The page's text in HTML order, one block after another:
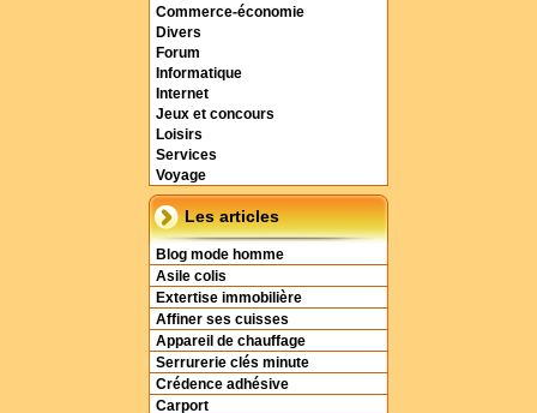
Commerce-économie
Divers
Forum
Informatique
Internet
Jeux et concours
Loisirs
Services
Voyage
Les articles
Blog mode homme
Asile colis
Extertise immobilière
Affiner ses cuisses
Appareil de chauffage
Serrurerie clés minute
Crédence adhésive
Carport